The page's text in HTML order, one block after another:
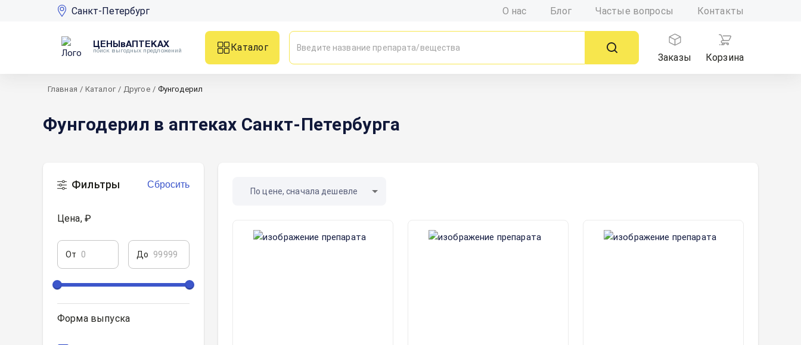
Санкт-Петербург О нас Блог Частые вопросы Контакты
ЦЕНЫвАПТЕКАХ
поиск выгодных предложений
Каталог
Заказы
Корзина
Главная / Каталог / Другое / Фунгодерил
Фунгодерил в аптеках Санкт-Петербурга
Фильтры Сбросить
Цена, ₽
От До
Форма выпуска
По цене, сначала дешевле